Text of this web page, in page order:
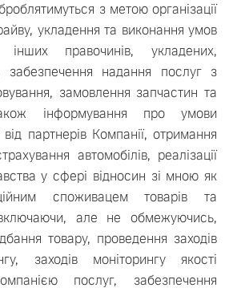
з метою організації
укладення та виконання умов
інших правочинів, укладених,
забезпечення надання послуг з
замовлення запчастин та
інформування про умови
партнерів Компанії, отримання
автомобілів, реалізації
у сфері відносин зі мною як
споживацем товарів та
але не обмежуючись,
товару, проведення заходів
заходів моніторингу якості
послуг, забезпечення